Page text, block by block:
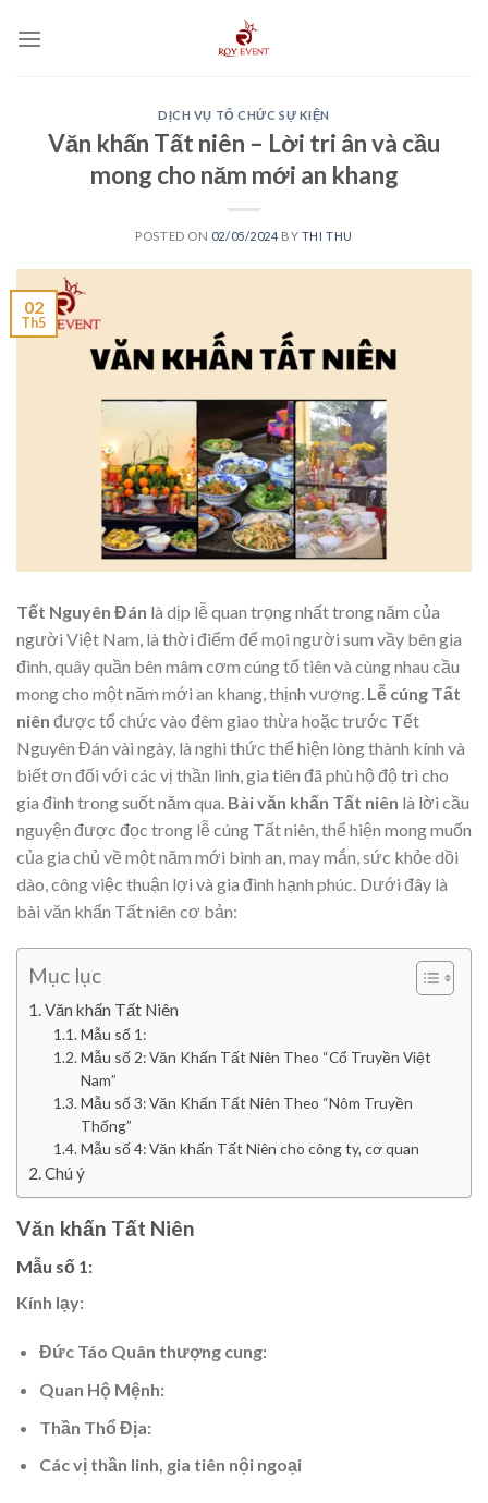
DỊCH VỤ TỔ CHỨC SỰ KIỆN
Văn khấn Tất niên – Lời tri ân và cầu
mong cho năm mới an khang
POSTED ON 02/05/2024 BY THI THU
02
Th5
Tết Nguyên Đán là dịp lễ quan trọng nhất trong năm của
người Việt Nam, là thời điểm để mọi người sum vầy bên gia
đình, quây quần bên mâm cơm cúng tổ tiên và cùng nhau cầu
mong cho một năm mới an khang, thịnh vượng. Lễ cúng Tất
niên được tổ chức vào đêm giao thừa hoặc trước Tết
Nguyên Đán vài ngày, là nghi thức thể hiện lòng thành kính và
biết ơn đối với các vị thần linh, gia tiên đã phù hộ độ trì cho
gia đình trong suốt năm qua. Bài văn khấn Tất niên là lời cầu
nguyện được đọc trong lễ cúng Tất niên, thể hiện mong muốn
của gia chủ về một năm mới bình an, may mắn, sức khỏe dồi
dào, công việc thuận lợi và gia đình hạnh phúc. Dưới đây là
bài văn khấn Tất niên cơ bản:
Mục lục
Văn khấn Tất Niên
Mẫu số 1:
Mẫu số 2: Văn Khấn Tất Niên Theo “Cổ Truyền Việt
Nam”
Mẫu số 3: Văn Khấn Tất Niên Theo “Nôm Truyền
Thống”
Mẫu số 4: Văn khấn Tất Niên cho công ty, cơ quan
Chú ý
Văn khấn Tất Niên
Mẫu số 1:
Kính lạy:
Đức Táo Quân thượng cung:
Quan Hộ Mệnh:
Thần Thổ Địa:
Các vị thần linh, gia tiên nội ngoại